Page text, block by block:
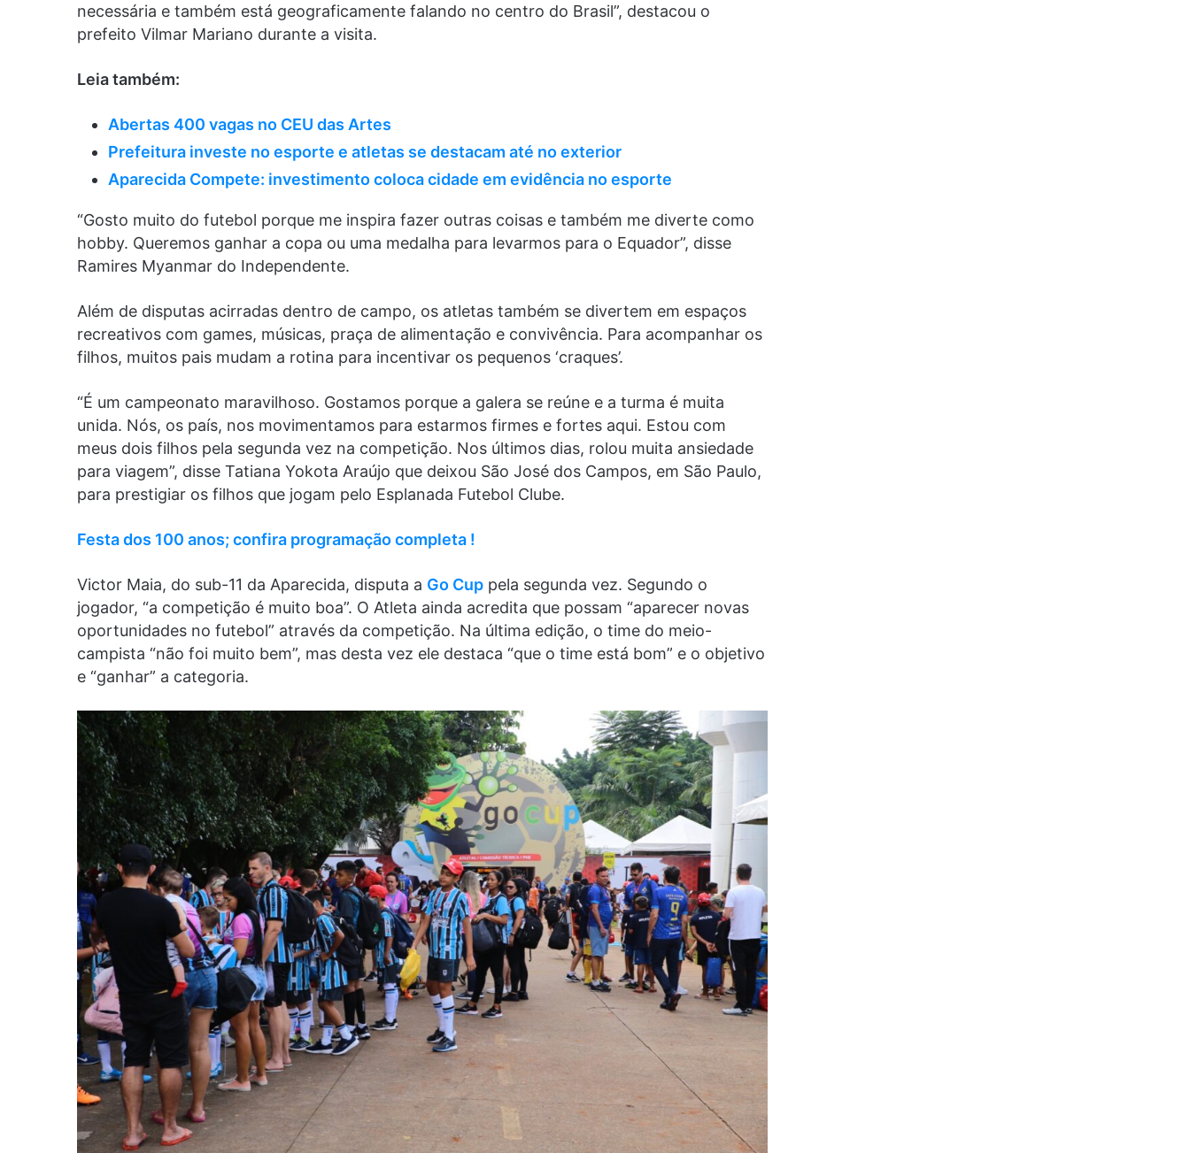
necessária e também está geograficamente falando no centro do Brasil”, destacou o
prefeito Vilmar Mariano durante a visita.
Leia também:
Abertas 400 vagas no CEU das Artes
Prefeitura investe no esporte e atletas se destacam até no exterior
Aparecida Compete: investimento coloca cidade em evidência no esporte
“Gosto muito do futebol porque me inspira fazer outras coisas e também me diverte como
hobby. Queremos ganhar a copa ou uma medalha para levarmos para o Equador”, disse
Ramires Myanmar do Independente.
Além de disputas acirradas dentro de campo, os atletas também se divertem em espaços
recreativos com games, músicas, praça de alimentação e convivência. Para acompanhar os
filhos, muitos pais mudam a rotina para incentivar os pequenos ‘craques’.
“É um campeonato maravilhoso. Gostamos porque a galera se reúne e a turma é muita
unida. Nós, os país, nos movimentamos para estarmos firmes e fortes aqui. Estou com
meus dois filhos pela segunda vez na competição. Nos últimos dias, rolou muita ansiedade
para viagem”, disse Tatiana Yokota Araújo que deixou São José dos Campos, em São Paulo,
para prestigiar os filhos que jogam pelo Esplanada Futebol Clube.
Festa dos 100 anos; confira programação completa !
Victor Maia, do sub-11 da Aparecida, disputa a Go Cup pela segunda vez. Segundo o
jogador, “a competição é muito boa”. O Atleta ainda acredita que possam “aparecer novas
oportunidades no futebol” através da competição. Na última edição, o time do meio-
campista “não foi muito bem”, mas desta vez ele destaca “que o time está bom” e o objetivo
e “ganhar” a categoria.